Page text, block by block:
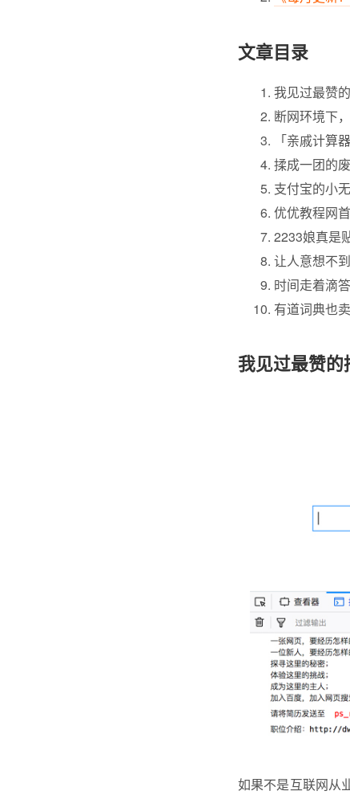
文章目录
我见过最赞
断网环境下
「亲戚计算
揉成一团的
支付宝的小
优优教程网
2233娘真
让人意想不
时间走着滴
有道词典也
我见过最赞
如果不是互联网从